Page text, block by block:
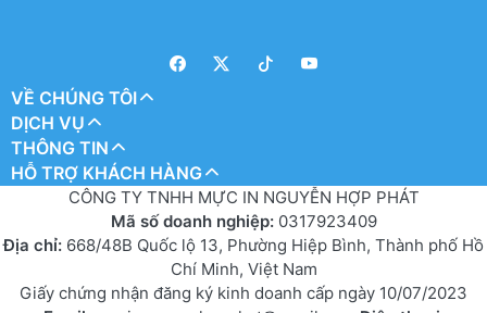
VỀ CHÚNG TÔI
DỊCH VỤ
THÔNG TIN
HỖ TRỢ KHÁCH HÀNG
CÔNG TY TNHH MỰC IN NGUYỄN HỢP PHÁT
Mã số doanh nghiệp: 0317923409
Địa chỉ: 668/48B Quốc lộ 13, Phường Hiệp Bình, Thành phố Hồ
Chí Minh, Việt Nam
Giấy chứng nhận đăng ký kinh doanh cấp ngày 10/07/2023